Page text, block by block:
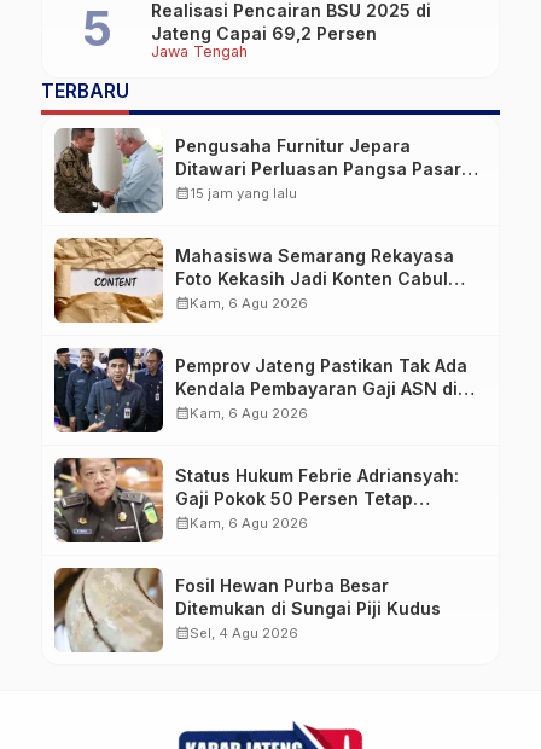
Jawa Tengah
Realisasi Pencairan BSU 2025 di
Jateng Capai 69,2 Persen
TERBARU
Pengusaha Furnitur Jepara
Ditawari Perluasan Pangsa Pasar
Hingga ke IKN
calendar_month15 jam yang lalu
Mahasiswa Semarang Rekayasa
Foto Kekasih Jadi Konten Cabul
karena Sakit Hati
calendar_monthKam, 6 Agu 2026
Pemprov Jateng Pastikan Tak Ada
Kendala Pembayaran Gaji ASN di
Tengah Pemangkasan Transfer ke
calendar_monthKam, 6 Agu 2026
Status Hukum Febrie Adriansyah:
Gaji Pokok 50 Persen Tetap
Mengalir, Tunjangan Disetop
calendar_monthKam, 6 Agu 2026
Fosil Hewan Purba Besar
Ditemukan di Sungai Piji Kudus
calendar_monthSel, 4 Agu 2026